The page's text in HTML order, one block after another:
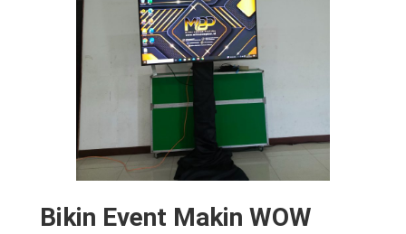
Bikin Event Makin WOW